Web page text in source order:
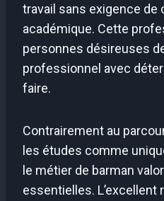
travail sans exigence de
académique. Cette
personnes désireuses
professionnel avec
faire.
Contrairement au
les études comme
le métier de barman
essentielles. L’excellent